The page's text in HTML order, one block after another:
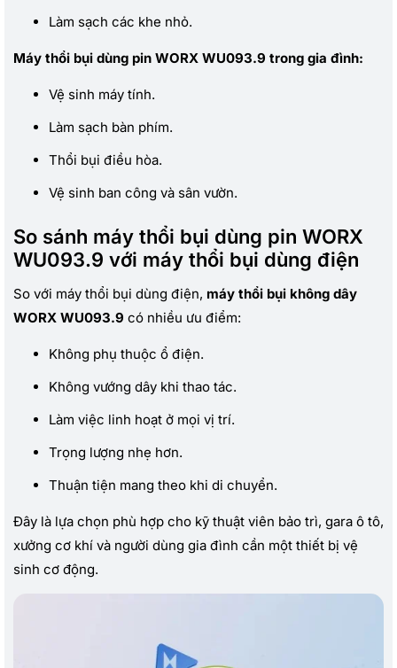
Làm sạch các khe nhỏ.
Máy thổi bụi dùng pin WORX WU093.9 trong gia đình:
Vệ sinh máy tính.
Làm sạch bàn phím.
Thổi bụi điều hòa.
Vệ sinh ban công và sân vườn.
So sánh máy thổi bụi dùng pin WORX
WU093.9 với máy thổi bụi dùng điện
So với máy thổi bụi dùng điện, máy thổi bụi không dây
WORX WU093.9 có nhiều ưu điểm:
Không phụ thuộc ổ điện.
Không vướng dây khi thao tác.
Làm việc linh hoạt ở mọi vị trí.
Trọng lượng nhẹ hơn.
Thuận tiện mang theo khi di chuyển.
Đây là lựa chọn phù hợp cho kỹ thuật viên bảo trì, gara ô tô,
xưởng cơ khí và người dùng gia đình cần một thiết bị vệ
sinh cơ động.